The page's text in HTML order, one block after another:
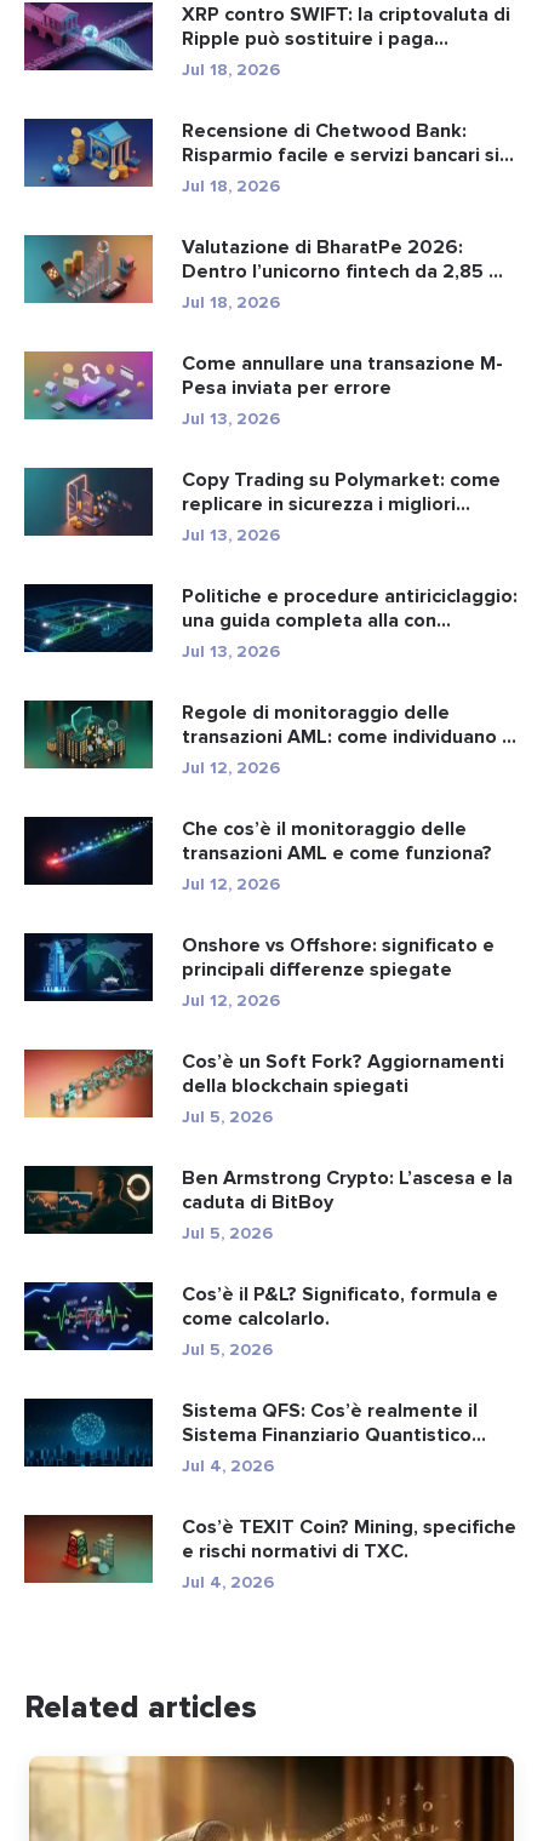
XRP contro SWIFT: la criptovaluta di
Ripple può sostituire i paga...
Jul 18, 2026
Recensione di Chetwood Bank:
Risparmio facile e servizi bancari si...
Jul 18, 2026
Valutazione di BharatPe 2026:
Dentro l’unicorno fintech da 2,85 ...
Jul 18, 2026
Come annullare una transazione M-
Pesa inviata per errore
Jul 13, 2026
Copy Trading su Polymarket: come
replicare in sicurezza i migliori...
Jul 13, 2026
Politiche e procedure antiriciclaggio:
una guida completa alla con...
Jul 13, 2026
Regole di monitoraggio delle
transazioni AML: come individuano i
r...
Jul 12, 2026
Che cos’è il monitoraggio delle
transazioni AML e come funziona?
Jul 12, 2026
Onshore vs Offshore: significato e
principali differenze spiegate
Jul 12, 2026
Cos’è un Soft Fork? Aggiornamenti
della blockchain spiegati
Jul 5, 2026
Ben Armstrong Crypto: L’ascesa e la
caduta di BitBoy
Jul 5, 2026
Cos’è il P&L? Significato, formula e
come calcolarlo.
Jul 5, 2026
Sistema QFS: Cos’è realmente il
Sistema Finanziario Quantistico...
Jul 4, 2026
Cos’è TEXIT Coin? Mining, specifiche
e rischi normativi di TXC.
Jul 4, 2026
Related articles